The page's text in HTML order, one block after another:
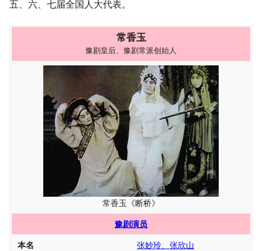
五、六、七届全国人大代表。
常香玉
豫剧皇后、豫剧常派创始人
常香玉《断桥》
豫剧演员
本名 张妙玲、张欣山